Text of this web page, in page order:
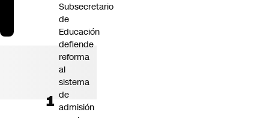
Subsecretario
de
Educación
defiende
reforma
al
sistema
de
admisión